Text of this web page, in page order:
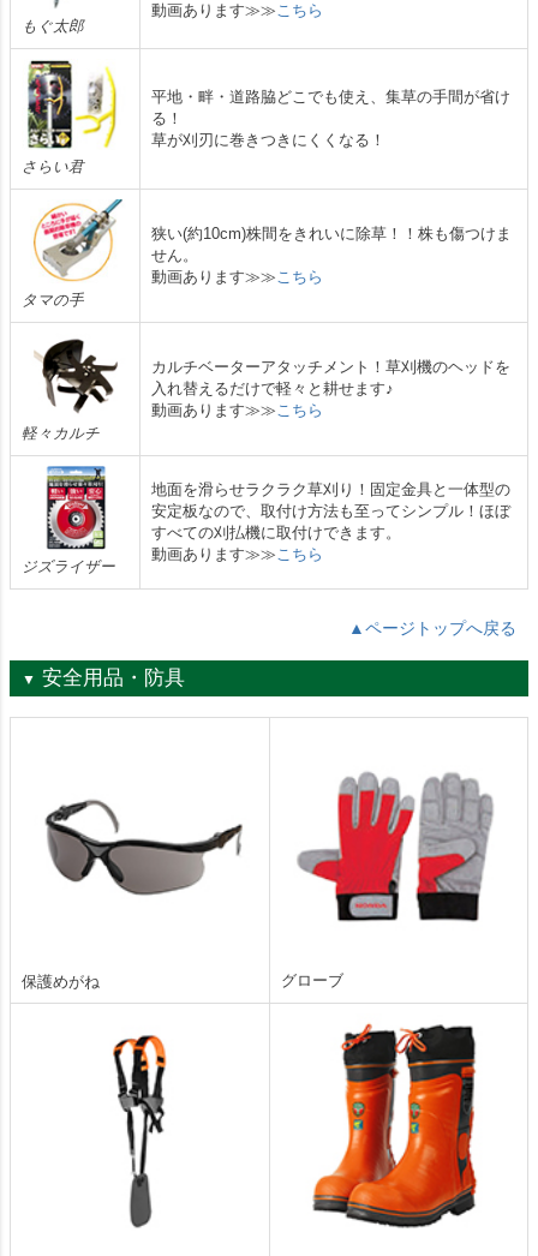
もぐ太郎
動画あります≫≫ こちら
さらい君
平地・畔・道路脇どこでも使え、集草の手間が省け
る！
草が刈刃に巻きつきにくくなる！
タマの手
狭い(約10cm)株間をきれいに除草！！株も傷つけま
せん。
動画あります≫≫ こちら
軽々カルチ
カルチベーターアタッチメント！草刈機のヘッドを
入れ替えるだけで軽々と耕せます♪
動画あります≫≫ こちら
ジズライザー
地面を滑らせラクラク草刈り！固定金具と一体型の
安定板なので、取付け方法も至ってシンプル！ほぼ
すべての刈払機に取付けできます。
動画あります≫≫ こちら
▲ページトップへ戻る
▼ 安全用品・防具
保護めがね グローブ